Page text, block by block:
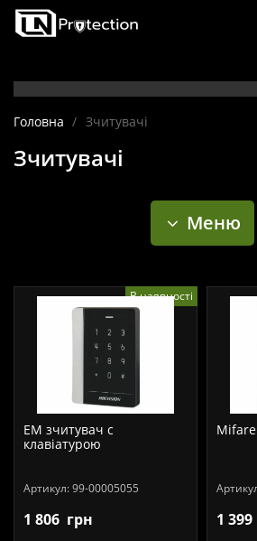
Головна / Зчитувачі
Зчитувачі
Меню
В наявності
EM зчитувач c
клавіатурою
Артикул:99-00005055
1 806 грн 1 399